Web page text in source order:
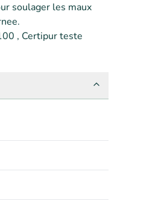
soulager les maux
, Certipur teste